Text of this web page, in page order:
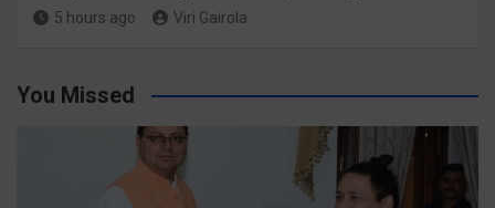
5 hours ago Viri Gairola
You Missed